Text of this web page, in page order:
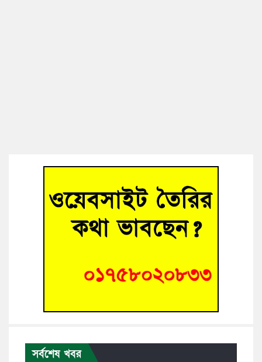
সর্বশেষ খবর